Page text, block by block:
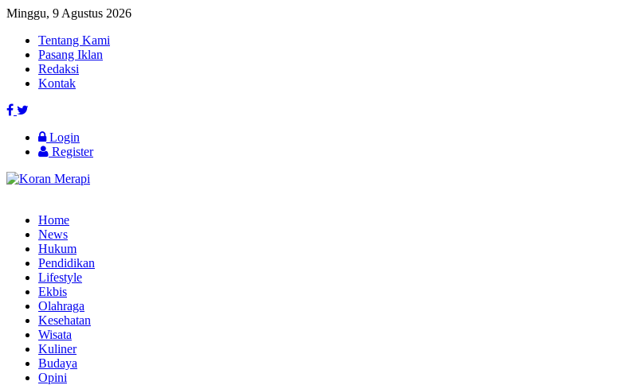
Minggu, 9 Agustus 2026
Tentang Kami
Pasang Iklan
Redaksi
Kontak
Login
Register
Home
News
Hukum
Pendidikan
Lifestyle
Ekbis
Olahraga
Kesehatan
Wisata
Kuliner
Budaya
Opini